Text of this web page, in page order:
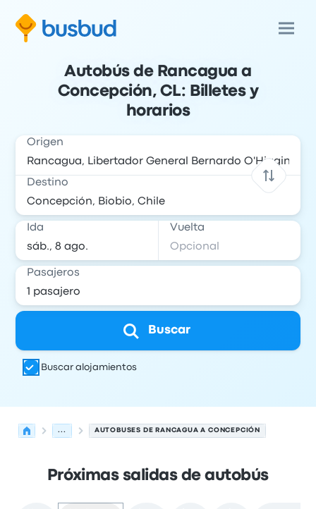
Autobús de Rancagua a
Concepción, CL: Billetes y
horarios
Origen
Destino
Ida Vuelta
Pasajeros
Buscar
Buscar alojamientos
... AUTOBUSES DE RANCAGUA A CONCEPCIÓN
Próximas salidas de autobús